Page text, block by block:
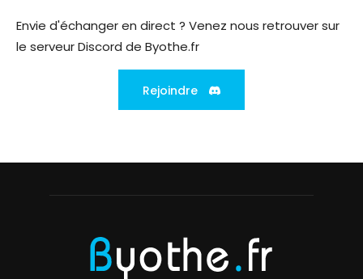
Envie d'échanger en direct ? Venez nous retrouver sur
le serveur Discord de Byothe.fr
Rejoindre